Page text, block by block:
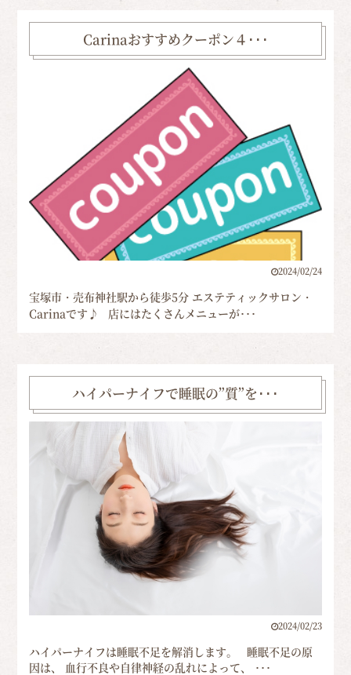
Carinaおすすめクーポン４･･･
2024/02/24
宝塚市・売布神社駅から徒歩5分 エステティックサロン・
Carinaです♪ 店にはたくさんメニューが･･･
ハイパーナイフで睡眠の”質”を･･･
2024/02/23
ハイパーナイフは睡眠不足を解消します。 睡眠不足の原
因は、 血行不良や自律神経の乱れによって、 ･･･